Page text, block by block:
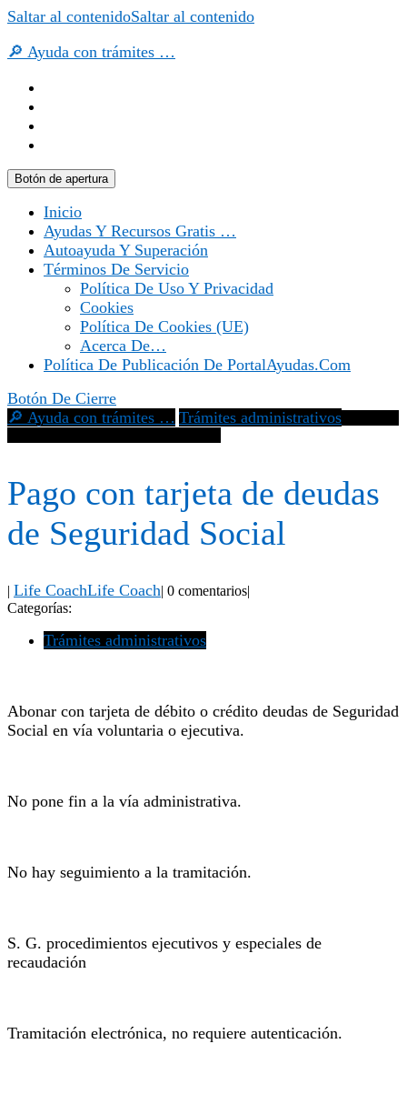
Saltar al contenidoSaltar al contenido
🔎 Ayuda con trámites …
Botón de apertura
Inicio
Ayudas Y Recursos Gratis …
Autoayuda Y Superación
Términos De Servicio
Política De Uso Y Privacidad
Cookies
Política De Cookies (UE)
Acerca De…
Política De Publicación De PortalAyudas.com
Botón De Cierre
🔎 Ayuda con trámites … Trámites administrativos
Pago con tarjeta de deudas
de Seguridad Social
| Life CoachLife Coach| 0 comentarios|
Categorías:
Trámites administrativos
Abonar con tarjeta de débito o crédito deudas de Seguridad
Social en vía voluntaria o ejecutiva.
No pone fin a la vía administrativa.
No hay seguimiento a la tramitación.
S. G. procedimientos ejecutivos y especiales de
recaudación
Tramitación electrónica, no requiere autenticación.